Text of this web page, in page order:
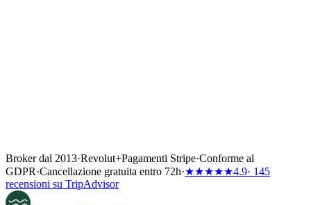
Broker dal 2013·Revolut+Pagamenti Stripe·Conforme al
GDPR·Cancellazione gratuita entro 72h·★★★★★4.9· 145
recensioni su TripAdvisor